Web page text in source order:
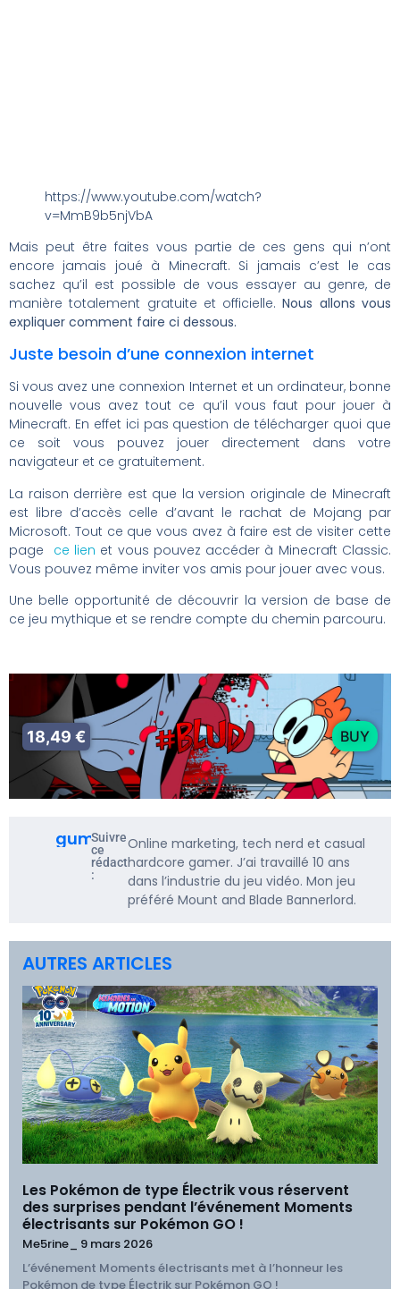
https://www.youtube.com/watch?
v=MmB9b5njVbA
Mais peut être faites vous partie de ces gens qui n’ont
encore jamais joué à Minecraft. Si jamais c’est le cas
sachez qu’il est possible de vous essayer au genre, de
manière totalement gratuite et officielle. Nous allons vous
expliquer comment faire ci dessous.
Juste besoin d’une connexion internet
Si vous avez une connexion Internet et un ordinateur, bonne
nouvelle vous avez tout ce qu’il vous faut pour jouer à
Minecraft. En effet ici pas question de télécharger quoi que
ce soit vous pouvez jouer directement dans votre
navigateur et ce gratuitement.
La raison derrière est que la version originale de Minecraft
est libre d’accès celle d’avant le rachat de Mojang par
Microsoft. Tout ce que vous avez à faire est de visiter cette
page ce lien et vous pouvez accéder à Minecraft Classic.
Vous pouvez même inviter vos amis pour jouer avec vous.
Une belle opportunité de découvrir la version de base de
ce jeu mythique et se rendre compte du chemin parcouru.
18,49 € BUY
gumbarf
Suivre
ce
rédacteur
:
Online marketing, tech nerd et casual
hardcore gamer. J’ai travaillé 10 ans
dans l’industrie du jeu vidéo. Mon jeu
préféré Mount and Blade Bannerlord.
AUTRES ARTICLES
Les Pokémon de type Électrik vous réservent
des surprises pendant l’événement Moments
électrisants sur Pokémon GO !
Me5rine_ 9 mars 2026
L’événement Moments électrisants met à l’honneur les
Pokémon de type Électrik sur Pokémon GO !